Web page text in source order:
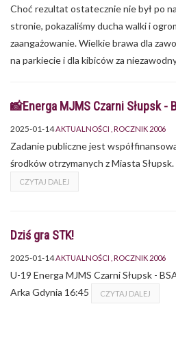
Choć rezultat ostatecznie nie był po
stronie, pokazaliśmy ducha walki i
zaangażowanie. Wielkie brawa dla
na parkiecie i dla kibiców za
📸Energa MJMS Czarni Słupsk -
2025-01-14AKTUALNOŚCI ROCZNIK 2006
Zadanie publiczne jest
środków otrzymanych z Miasta Słupsk.
CZYTAJ DALEJ
Dziś gra STK!
2025-01-14AKTUALNOŚCI ROCZNIK 2006
U-19 Energa MJMS Czarni Słupsk -
Arka Gdynia 16:45
CZYTAJ DALEJ